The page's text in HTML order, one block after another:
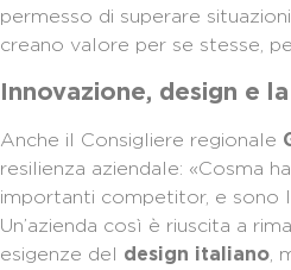
permesso di superare
creano valore per se stesse,
Innovazione, design e
Anche il Consigliere regionale
resilienza aziendale: «Cosma
importanti competitor, e sono
Un’azienda così è riuscita a
esigenze del design italiano,